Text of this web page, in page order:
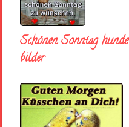
Schönen Sonntag hunde
bilder